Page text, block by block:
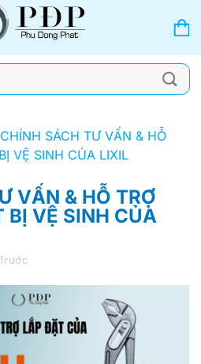
CHÍNH SÁCH TƯ VẤN & HỖ
VỆ SINH CỦA LIXIL
VẤN & HỖ TRỢ
VỆ SINH CỦA